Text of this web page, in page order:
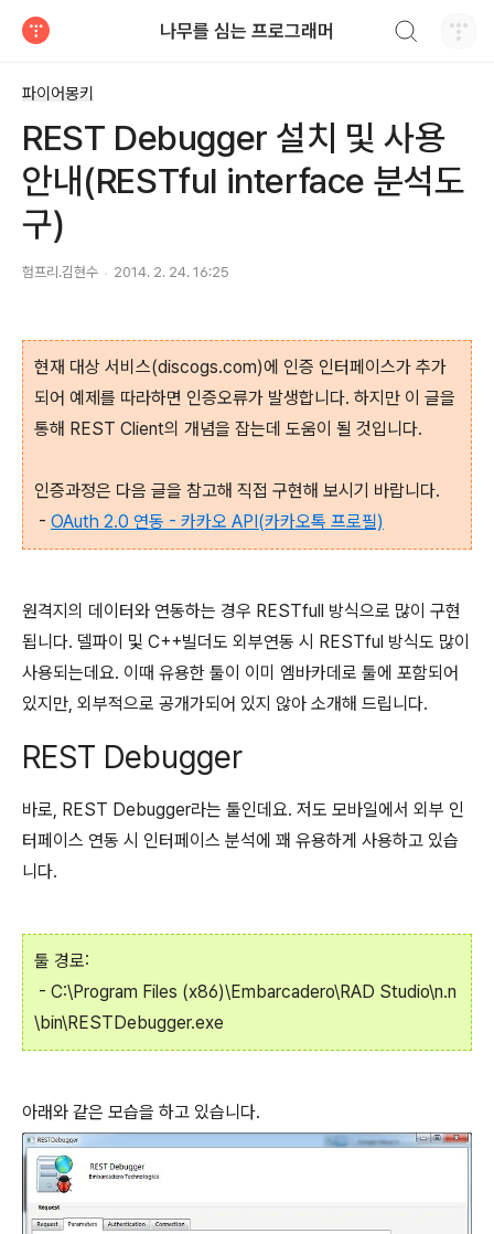
나무를 심는 프로그래머
파이어몽키
REST Debugger 설치 및 사용
안내(RESTful interface 분석도
구)
험프리.김현수 2014. 2. 24. 16:25
현재 대상 서비스(discogs.com)에 인증 인터페이스가 추가
되어 예제를 따라하면 인증오류가 발생합니다. 하지만 이 글을
통해 REST Client의 개념을 잡는데 도움이 될 것입니다.
인증과정은 다음 글을 참고해 직접 구현해 보시기 바랍니다.
- OAuth 2.0 연동 - 카카오 API(카카오톡 프로필)
원격지의 데이터와 연동하는 경우 RESTfull 방식으로 많이 구현
됩니다. 델파이 및 C++빌더도 외부연동 시 RESTful 방식도 많이
사용되는데요. 이때 유용한 툴이 이미 엠바카데로 툴에 포함되어
있지만, 외부적으로 공개가되어 있지 않아 소개해 드립니다.
REST Debugger
바로, REST Debugger라는 툴인데요. 저도 모바일에서 외부 인
터페이스 연동 시 인터페이스 분석에 꽤 유용하게 사용하고 있습
니다.
툴 경로:
- C:\Program Files (x86)\Embarcadero\RAD Studio\n.n
\bin\RESTDebugger.exe
아래와 같은 모습을 하고 있습니다.